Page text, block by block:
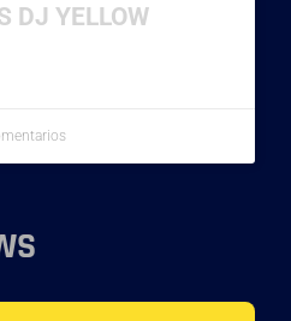
DJ YELLOW